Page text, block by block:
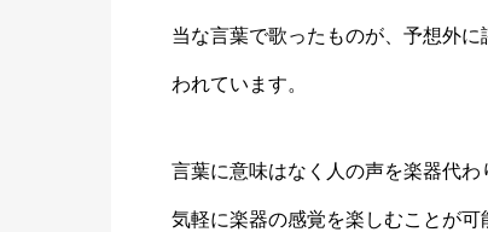
当な言葉で歌ったものが、予想外
われています。
言葉に意味はなく人の声を楽器代
気軽に楽器の感覚を楽しむことが可